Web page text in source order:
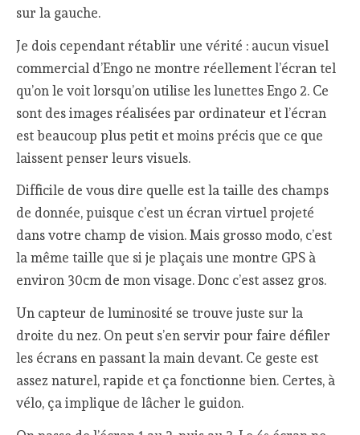
sur la gauche.
Je dois cependant rétablir une vérité : aucun visuel
commercial d’Engo ne montre réellement l’écran tel
qu’on le voit lorsqu’on utilise les lunettes Engo 2. Ce
sont des images réalisées par ordinateur et l’écran
est beaucoup plus petit et moins précis que ce que
laissent penser leurs visuels.
Difficile de vous dire quelle est la taille des champs
de donnée, puisque c’est un écran virtuel projeté
dans votre champ de vision. Mais grosso modo, c’est
la même taille que si je plaçais une montre GPS à
environ 30cm de mon visage. Donc c’est assez gros.
Un capteur de luminosité se trouve juste sur la
droite du nez. On peut s’en servir pour faire défiler
les écrans en passant la main devant. Ce geste est
assez naturel, rapide et ça fonctionne bien. Certes, à
vélo, ça implique de lâcher le guidon.